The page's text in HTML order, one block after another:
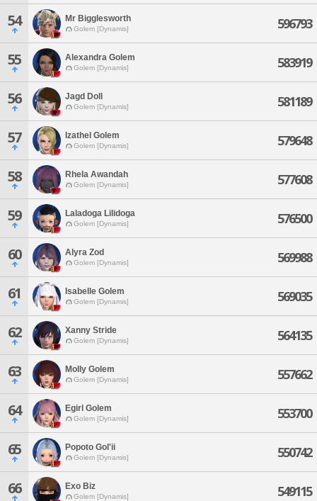
54 Mr Bigglesworth
Golem [Dynamis] 596793
55 Alexandra Golem
Golem [Dynamis] 583919
56 Jagd Doll
Golem [Dynamis] 581189
57 Izathel Golem
Golem [Dynamis] 579648
58 Rhela Awandah
Golem [Dynamis] 577608
59 Laladoga Lilidoga
Golem [Dynamis] 576500
60 Alyra Zod
Golem [Dynamis] 569988
61 Isabelle Golem
Golem [Dynamis] 569035
62 Xanny Stride
Golem [Dynamis] 564135
63 Molly Golem
Golem [Dynamis] 557662
64 Egirl Golem
Golem [Dynamis] 553700
65 Popoto Gol'ii
Golem [Dynamis] 550742
66 Exo Biz
Golem [Dynamis] 549115